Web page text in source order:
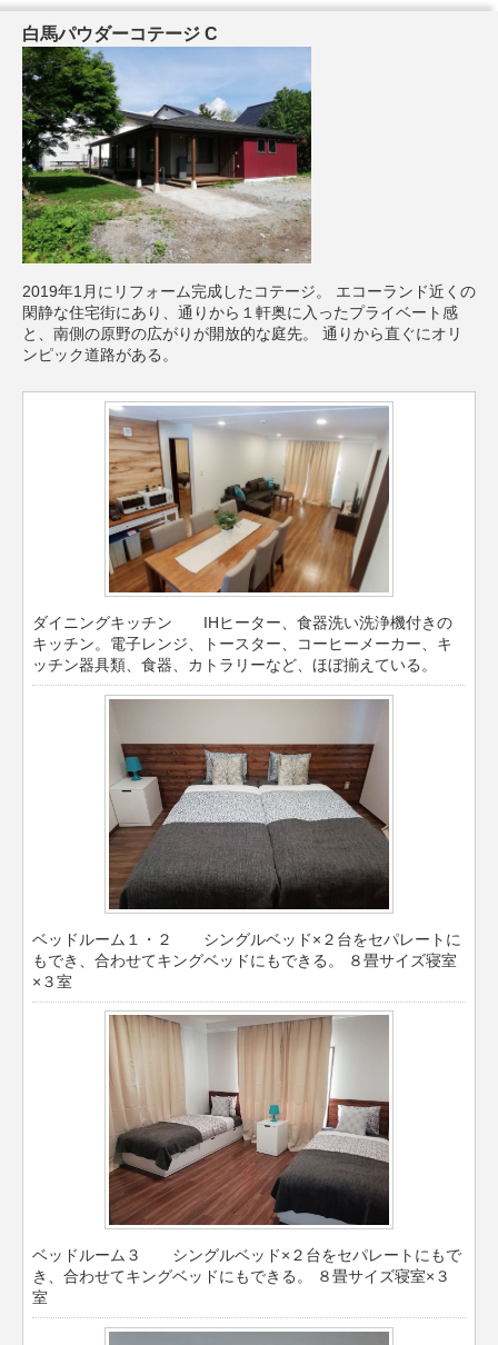
白馬パウダーコテージ C
2019年1月にリフォーム完成したコテージ。 エコーランド近くの
閑静な住宅街にあり、通りから１軒奥に入ったプライベート感
と、南側の原野の広がりが開放的な庭先。 通りから直ぐにオリ
ンピック道路がある。
ダイニングキッチン IHヒーター、食器洗い洗浄機付きの
キッチン。電子レンジ、トースター、コーヒーメーカー、キ
ッチン器具類、食器、カトラリーなど、ほぼ揃えている。
ベッドルーム１・２ シングルベッド×２台をセパレートに
もでき、合わせてキングベッドにもできる。 ８畳サイズ寝室
×３室
ベッドルーム３ シングルベッド×２台をセパレートにもで
き、合わせてキングベッドにもできる。 ８畳サイズ寝室×３
室